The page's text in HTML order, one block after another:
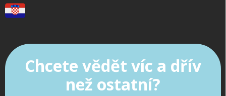
Chcete vědět víc a dřív
než ostatní?